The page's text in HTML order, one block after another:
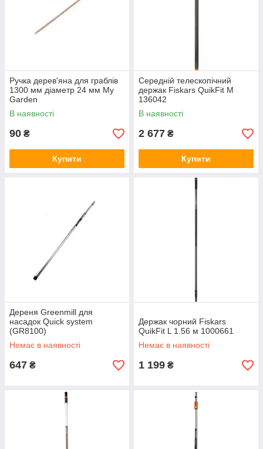
Ручка дерев'яна для граблів
1300 мм діаметр 24 мм My
Garden
В наявності
90 ₴
Купити
Середній телескопічний
держак Fiskars QuikFit M
136042
В наявності
2 677 ₴
Купити
Дереня Greenmill для
насадок Quick system
(GR8100)
Немає в наявності
647 ₴
Держак чорний Fiskars
QuikFit L 1.56 м 1000661
Немає в наявності
1 199 ₴